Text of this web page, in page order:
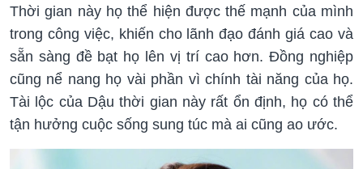
Thời gian này họ thể hiện được thế mạnh của mình
trong công việc, khiến cho lãnh đạo đánh giá cao và
sẵn sàng đề bạt họ lên vị trí cao hơn. Đồng nghiệp
cũng nể nang họ vài phần vì chính tài năng của họ.
Tài lộc của Dậu thời gian này rất ổn định, họ có thể
tận hưởng cuộc sống sung túc mà ai cũng ao ước.